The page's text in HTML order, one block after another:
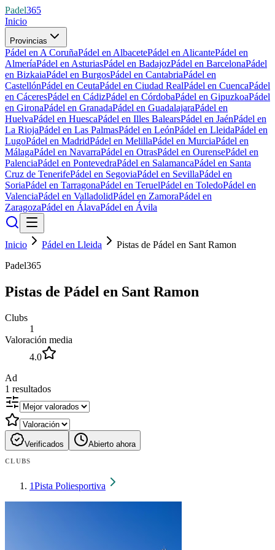
Padel365
Inicio
Provincias
Pádel en A CoruñaPádel en AlbacetePádel en AlicantePádel en
AlmeríaPádel en AsturiasPádel en BadajozPádel en BarcelonaPádel
en BizkaiaPádel en BurgosPádel en CantabriaPádel en
CastellónPádel en CeutaPádel en Ciudad RealPádel en CuencaPádel
en CáceresPádel en CádizPádel en CórdobaPádel en GipuzkoaPádel
en GironaPádel en GranadaPádel en GuadalajaraPádel en
HuelvaPádel en HuescaPádel en Illes BalearsPádel en JaénPádel en
La RiojaPádel en Las PalmasPádel en LeónPádel en LleidaPádel en
LugoPádel en MadridPádel en MelillaPádel en MurciaPádel en
MálagaPádel en NavarraPádel en OtrasPádel en OurensePádel en
PalenciaPádel en PontevedraPádel en SalamancaPádel en Santa
Cruz de TenerifePádel en SegoviaPádel en SevillaPádel en
SoriaPádel en TarragonaPádel en TeruelPádel en ToledoPádel en
ValenciaPádel en ValladolidPádel en ZamoraPádel en
ZaragozaPádel en ÁlavaPádel en Ávila
Inicio Pádel en Lleida
Pistas de Pádel en Sant Ramon
Padel365
Pistas de Pádel en Sant Ramon
Clubs
1
Valoración media
4.0
Ad
1 resultados
Verificados Abierto ahora
CLUBS
1Pista Poliesportiva